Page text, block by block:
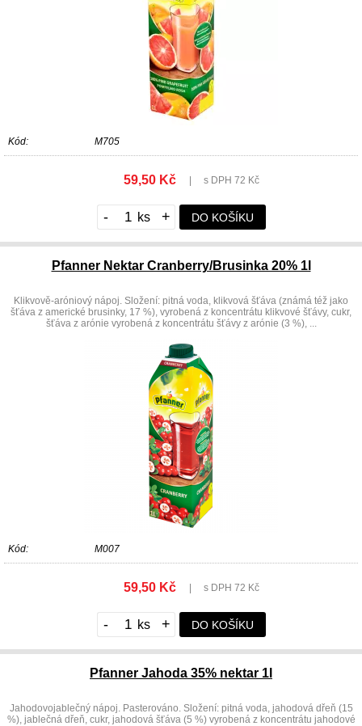
Kód: M705
59,50 Kč s DPH 72 Kč
- + DO KOŠÍKU
Pfanner Nektar Cranberry/Brusinka 20% 1l
Klikvově-aróniový nápoj. Složení: pitná voda, klikvová šťáva (známá též jako
šťáva z americké brusinky, 17 %), vyrobená z koncentrátu klikvové šťávy, cukr,
šťáva z arónie vyrobená z koncentrátu šťávy z arónie (3 %), ...
Kód: M007
59,50 Kč s DPH 72 Kč
- + DO KOŠÍKU
Pfanner Jahoda 35% nektar 1l
Jahodovojablečný nápoj. Pasterováno. Složení: pitná voda, jahodová dřeň (15
%), jablečná dřeň, cukr, jahodová šťáva (5 %) vyrobená z koncentrátu jahodové